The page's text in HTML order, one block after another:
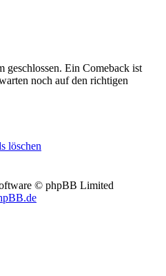
Ein Comeback ist
noch auf den richtigen
löschen
© phpBB Limited